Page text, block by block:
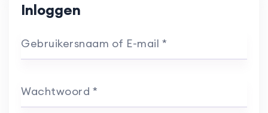
Inloggen
Gebruikersnaam of E-mail *
Wachtwoord *